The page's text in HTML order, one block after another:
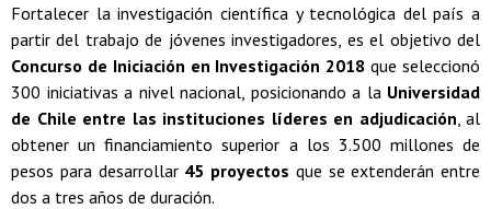
Fortalecer la investigación científica y tecnológica del país a
partir del trabajo de jóvenes investigadores, es el objetivo del
Concurso de Iniciación en Investigación 2018 que seleccionó
300 iniciativas a nivel nacional, posicionando a la Universidad
de Chile entre las instituciones líderes en adjudicación , al
obtener un financiamiento superior a los 3.500 millones de
pesos para desarrollar45 proyectos que se extenderán entre
dos a tres años de duración.